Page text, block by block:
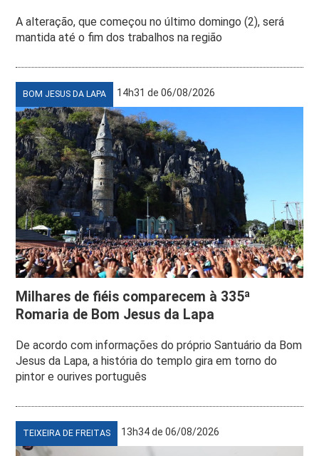
A alteração, que começou no último domingo (2), será
mantida até o fim dos trabalhos na região
BOM JESUS DA LAPA 14h31 de 06/08/2026
Milhares de fiéis comparecem à 335ª
Romaria de Bom Jesus da Lapa
De acordo com informações do próprio Santuário da Bom
Jesus da Lapa, a história do templo gira em torno do
pintor e ourives português
TEIXEIRA DE FREITAS 13h34 de 06/08/2026